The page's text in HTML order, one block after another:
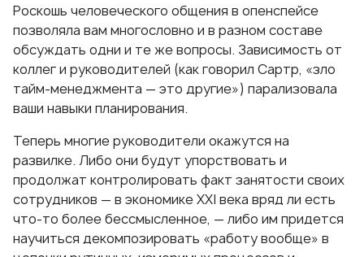
Роскошь человеческого общения в опенспейсе
позволяла вам многословно и в разном составе
обсуждать одни и те же вопросы. Зависимость от
коллег и руководителей (как говорил Сартр, «зло
тайм-менеджмента — это другие») парализовала
ваши навыки планирования.
Теперь многие руководители окажутся на
развилке. Либо они будут упорствовать и
продолжат контролировать факт занятости своих
сотрудников — в экономике XXI века вряд ли есть
что-то более бессмысленное, — либо им придется
научиться декомпозировать «работу вообще» в